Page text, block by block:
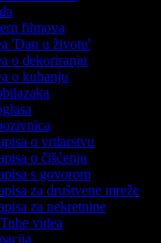
filmova
'Dan u životu'
o dekoriranju
o kuhanju
o vrtlarstvu
o čišćenju
s govorom
za društvene mreže
za nekretnine
videa